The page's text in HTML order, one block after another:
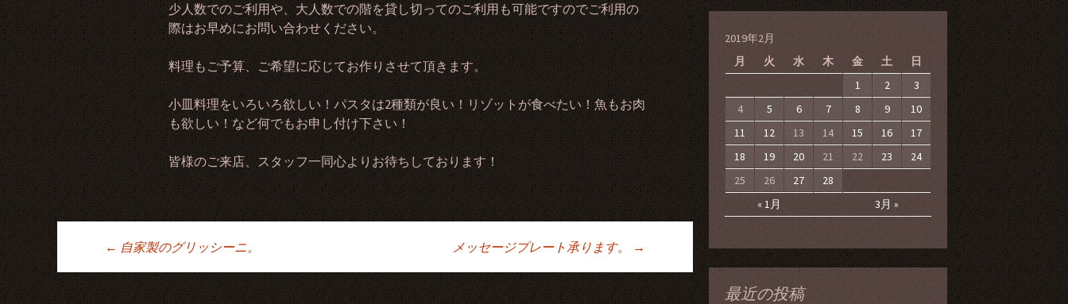
少人数でのご利用や、大人数での階を貸し切ってのご利用も可能ですのでご利用の
際はお早めにお問い合わせください。
料理もご予算、ご希望に応じてお作りさせて頂きます。
小皿料理をいろいろ欲しい！パスタは2種類が良い！リゾットが食べたい！魚もお肉
も欲しい！など何でもお申し付け下さい！
皆様のご来店、スタッフ一同心よりお待ちしております！
投稿ナビゲーション
← 自家製のグリッシーニ。 メッセージプレート承ります。 →
2019年2月
月
火 水 木 金 土 日
« 1月 3月 »
1 2
3
4
5 6 7 8 9
10
11
12 13 14 15 16
17
18
19 20 21 22 23
24
25
26 27 28
最近の投稿